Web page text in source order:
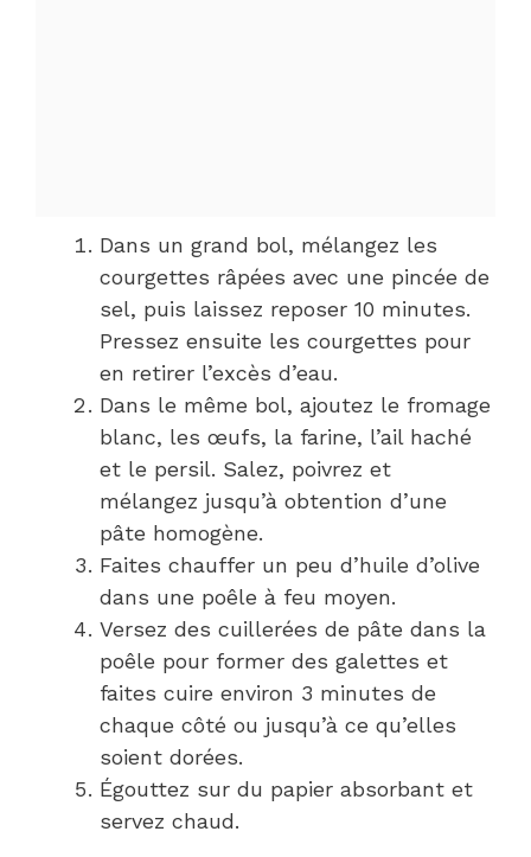
Dans un grand bol, mélangez les
courgettes râpées avec une pincée de
sel, puis laissez reposer 10 minutes.
Pressez ensuite les courgettes pour
en retirer l’excès d’eau.
Dans le même bol, ajoutez le fromage
blanc, les œufs, la farine, l’ail haché
et le persil. Salez, poivrez et
mélangez jusqu’à obtention d’une
pâte homogène.
Faites chauffer un peu d’huile d’olive
dans une poêle à feu moyen.
Versez des cuillerées de pâte dans la
poêle pour former des galettes et
faites cuire environ 3 minutes de
chaque côté ou jusqu’à ce qu’elles
soient dorées.
Égouttez sur du papier absorbant et
servez chaud.